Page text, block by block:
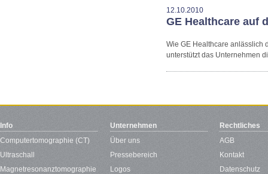
12.10.2010
GE Healthcare auf
Wie GE Healthcare anlässlich
unterstützt das Unternehmen
Info
Computertomographie (CT)
Ultraschall
Magnetresonanztomographie
Unternehmen
Über uns
Pressebereich
Logos
Rechtliches
AGB
Kontakt
Datenschutz